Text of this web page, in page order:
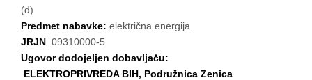
(d)
Predmet nabavke: električna energija
JRJN 09310000-5
Ugovor dodojeljen dobavljaču:
ELEKTROPRIVREDA BIH, Podružnica Zenica